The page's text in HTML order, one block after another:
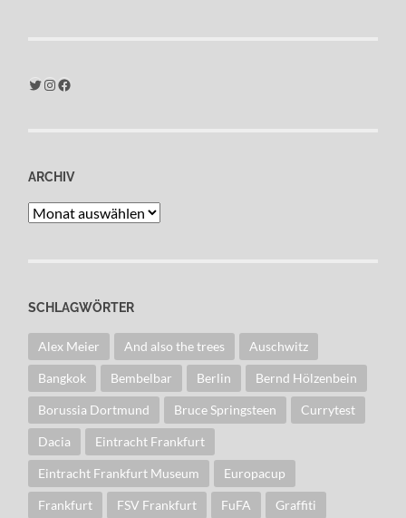
Twitter Instagram Facebook
ARCHIV
Archiv
SCHLAGWÖRTER
Alex Meier And also the trees Auschwitz
Bangkok Bembelbar Berlin Bernd Hölzenbein
Borussia Dortmund Bruce Springsteen Currytest
Dacia Eintracht Frankfurt
Eintracht Frankfurt Museum Europacup
Frankfurt FSV Frankfurt FuFA Graffiti